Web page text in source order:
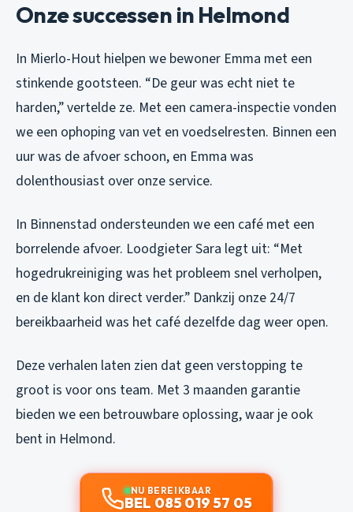
Onze successen in Helmond
In Mierlo-Hout hielpen we bewoner Emma met een
stinkende gootsteen. “De geur was echt niet te
harden,” vertelde ze. Met een camera-inspectie vonden
we een ophoping van vet en voedselresten. Binnen een
uur was de afvoer schoon, en Emma was
dolenthousiast over onze service.
In Binnenstad ondersteunden we een café met een
borrelende afvoer. Loodgieter Sara legt uit: “Met
hogedrukreiniging was het probleem snel verholpen,
en de klant kon direct verder.” Dankzij onze 24/7
bereikbaarheid was het café dezelfde dag weer open.
Deze verhalen laten zien dat geen verstopping te
groot is voor ons team. Met 3 maanden garantie
bieden we een betrouwbare oplossing, waar je ook
bent in Helmond.
NU BEREIKBAAR
BEL 085 019 57 05